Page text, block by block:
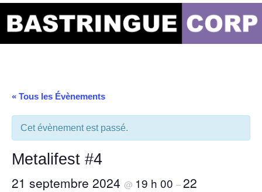
Bastringue Corp –
« Tous les Évènements
Cet évènement est passé.
Metalifest #4
21 septembre 2024 @ 19 h 00 –22